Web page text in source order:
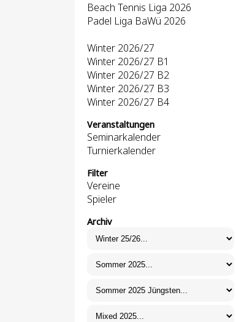
Beach Tennis Liga 2026
Padel Liga BaWü 2026
Winter 2026/27
Winter 2026/27 B1
Winter 2026/27 B2
Winter 2026/27 B3
Winter 2026/27 B4
Veranstaltungen
Seminarkalender
Turnierkalender
Filter
Vereine
Spieler
Archiv